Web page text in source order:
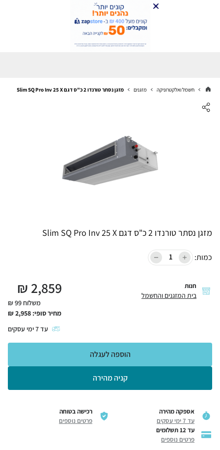
חשמל ואלקטרוניקה מזגנים מזגן נסתר טורנדו 2 כ"ס דגם Slim SQ Pro Inv 25 X
מזגן נסתר טורנדו 2 כ"ס דגם Slim SQ Pro Inv 25 X
כמות:
חנות
בית המזגנים והחשמל 2,859
₪
משלוח 99 ₪
מחיר סופי: 2,958
₪
עד7ימי עסקים
קניה מהירה
הוספה לעגלה
אספקה מהירה
עד 7 ימי עסקים
רכישה בטוחה
פרטים נוספים
עד 12 תשלומים
פרטים נוספים